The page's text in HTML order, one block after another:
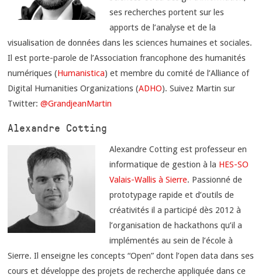
ses recherches portent sur les
apports de l’analyse et de la
visualisation de données dans les sciences humaines et sociales.
Il est porte-parole de l’Association francophone des humanités
numériques (Humanistica) et membre du comité de l’Alliance of
Digital Humanities Organizations (ADHO). Suivez Martin sur
Twitter:@GrandjeanMartin
Alexandre Cotting
Alexandre Cotting est professeur en
informatique de gestion à la HES-SO
Valais-Wallis à Sierre. Passionné de
prototypage rapide et d’outils de
créativités il a participé dès 2012 à
l’organisation de hackathons qu’il a
implémentés au sein de l’école à
Sierre. Il enseigne les concepts “Open” dont l’open data dans ses
cours et développe des projets de recherche appliquée dans ce